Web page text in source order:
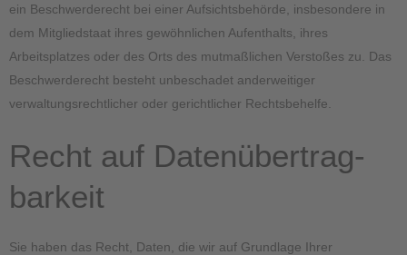
ein Beschwerderecht bei einer Aufsichtsbehörde, insbesondere in
dem Mitgliedstaat ihres gewöhnlichen Aufenthalts, ihres
Arbeitsplatzes oder des Orts des mutmaßlichen Verstoßes zu. Das
Beschwerderecht besteht unbeschadet anderweitiger
verwaltungsrechtlicher oder gerichtlicher Rechtsbehelfe.
Recht auf Daten­übertrag­
barkeit
Sie haben das Recht, Daten, die wir auf Grundlage Ihrer